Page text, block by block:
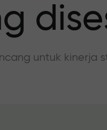
untuk kinerja